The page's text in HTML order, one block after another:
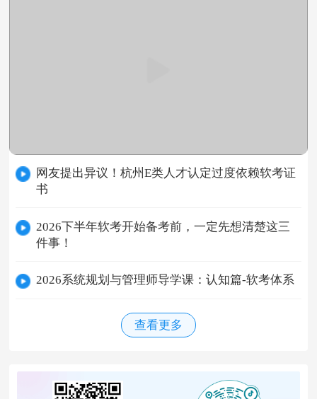
网友提出异议！杭州E类人才认定过度依赖软考证
书
2026下半年软考开始备考前，一定先想清楚这三
件事！
2026系统规划与管理师导学课：认知篇-软考体系
查看更多